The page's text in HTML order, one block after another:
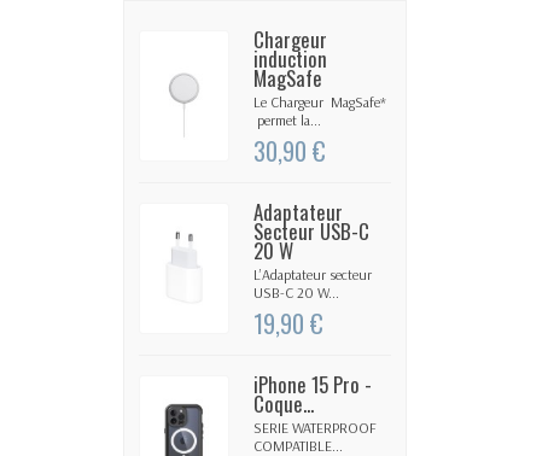
Chargeur
induction
MagSafe
Le Chargeur MagSafe*
permet la...
30,90 €
Adaptateur
Secteur USB-C
20 W
L’Adaptateur secteur
USB-C 20 W...
19,90 €
iPhone 15 Pro -
Coque...
SERIE WATERPROOF
COMPATIBLE...